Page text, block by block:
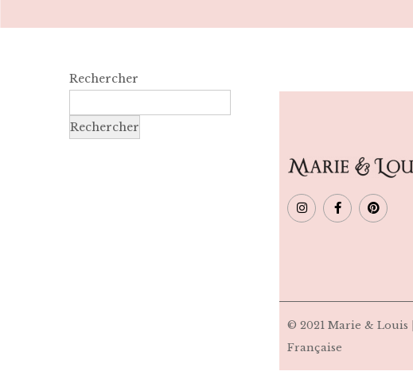
© 2021 Marie & Louis
Française
Rechercher
Rechercher